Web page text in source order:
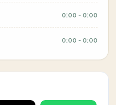
0:00 - 0:00
0:00 - 0:00